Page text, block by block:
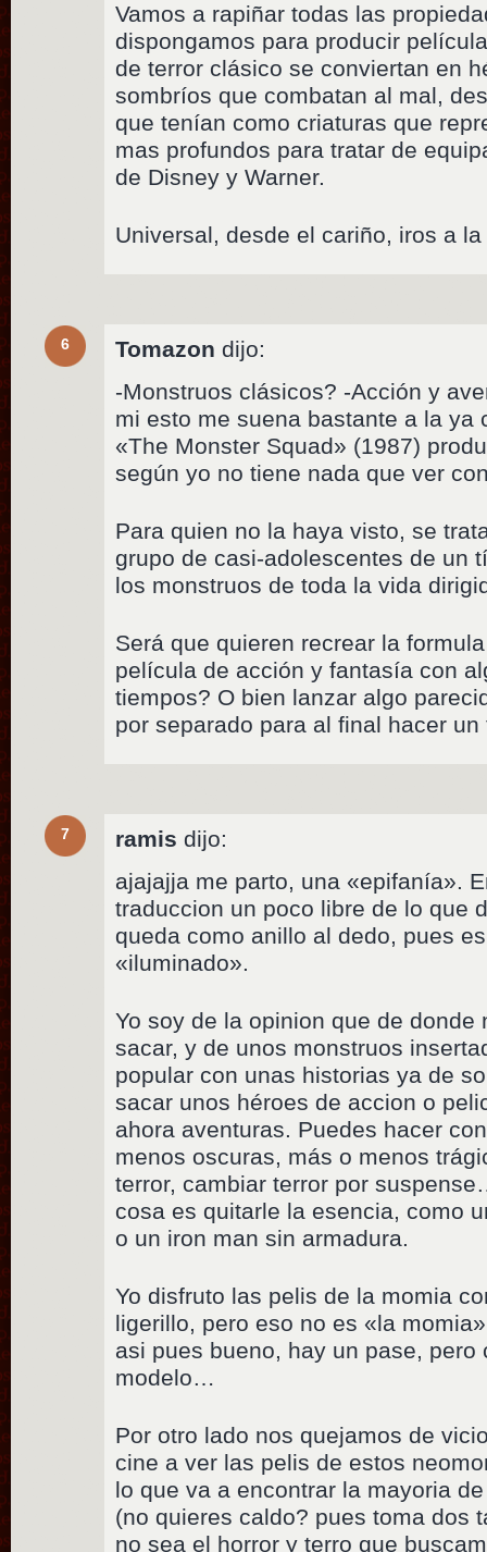
Vamos a rapiñar todas las
dispongamos para producir
de terror clásico se conviertan en
sombríos que combatan al mal,
que tenían como criaturas que
mas profundos para tratar de
de Disney y Warner.
Universal, desde el cariño, iros a
6 Tomazon dijo:
-Monstruos clásicos? -Acción y
mi esto me suena bastante a la ya
«The Monster Squad» (1987)
según yo no tiene nada que ver
Para quien no la haya visto, se
grupo de casi-adolescentes de un
los monstruos de toda la vida
Será que quieren recrear la
película de acción y fantasía con
tiempos? O bien lanzar algo
por separado para al final hacer
7 ramis dijo:
ajajajja me parto, una «epifanía».
traduccion un poco libre de lo que
queda como anillo al dedo, pues
«iluminado».
Yo soy de la opinion que de donde
sacar, y de unos monstruos
popular con unas historias ya de
sacar unos héroes de accion o
ahora aventuras. Puedes hacer
menos oscuras, más o menos
terror, cambiar terror por
cosa es quitarle la esencia, como
o un iron man sin armadura.
Yo disfruto las pelis de la momia
ligerillo, pero eso no es «la
asi pues bueno, hay un pase, pero
modelo…
Por otro lado nos quejamos de
cine a ver las pelis de estos
lo que va a encontrar la mayoria
(no quieres caldo? pues toma dos
no sea el horror y terro que